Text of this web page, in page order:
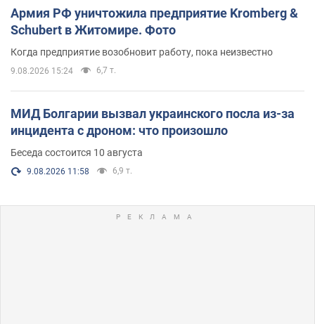
Армия РФ уничтожила предприятие Kromberg &
Schubert в Житомире. Фото
Когда предприятие возобновит работу, пока неизвестно
9.08.2026 15:24 6,7 т.
МИД Болгарии вызвал украинского посла из-за
инцидента с дроном: что произошло
Беседа состоится 10 августа
9.08.2026 11:58 6,9 т.